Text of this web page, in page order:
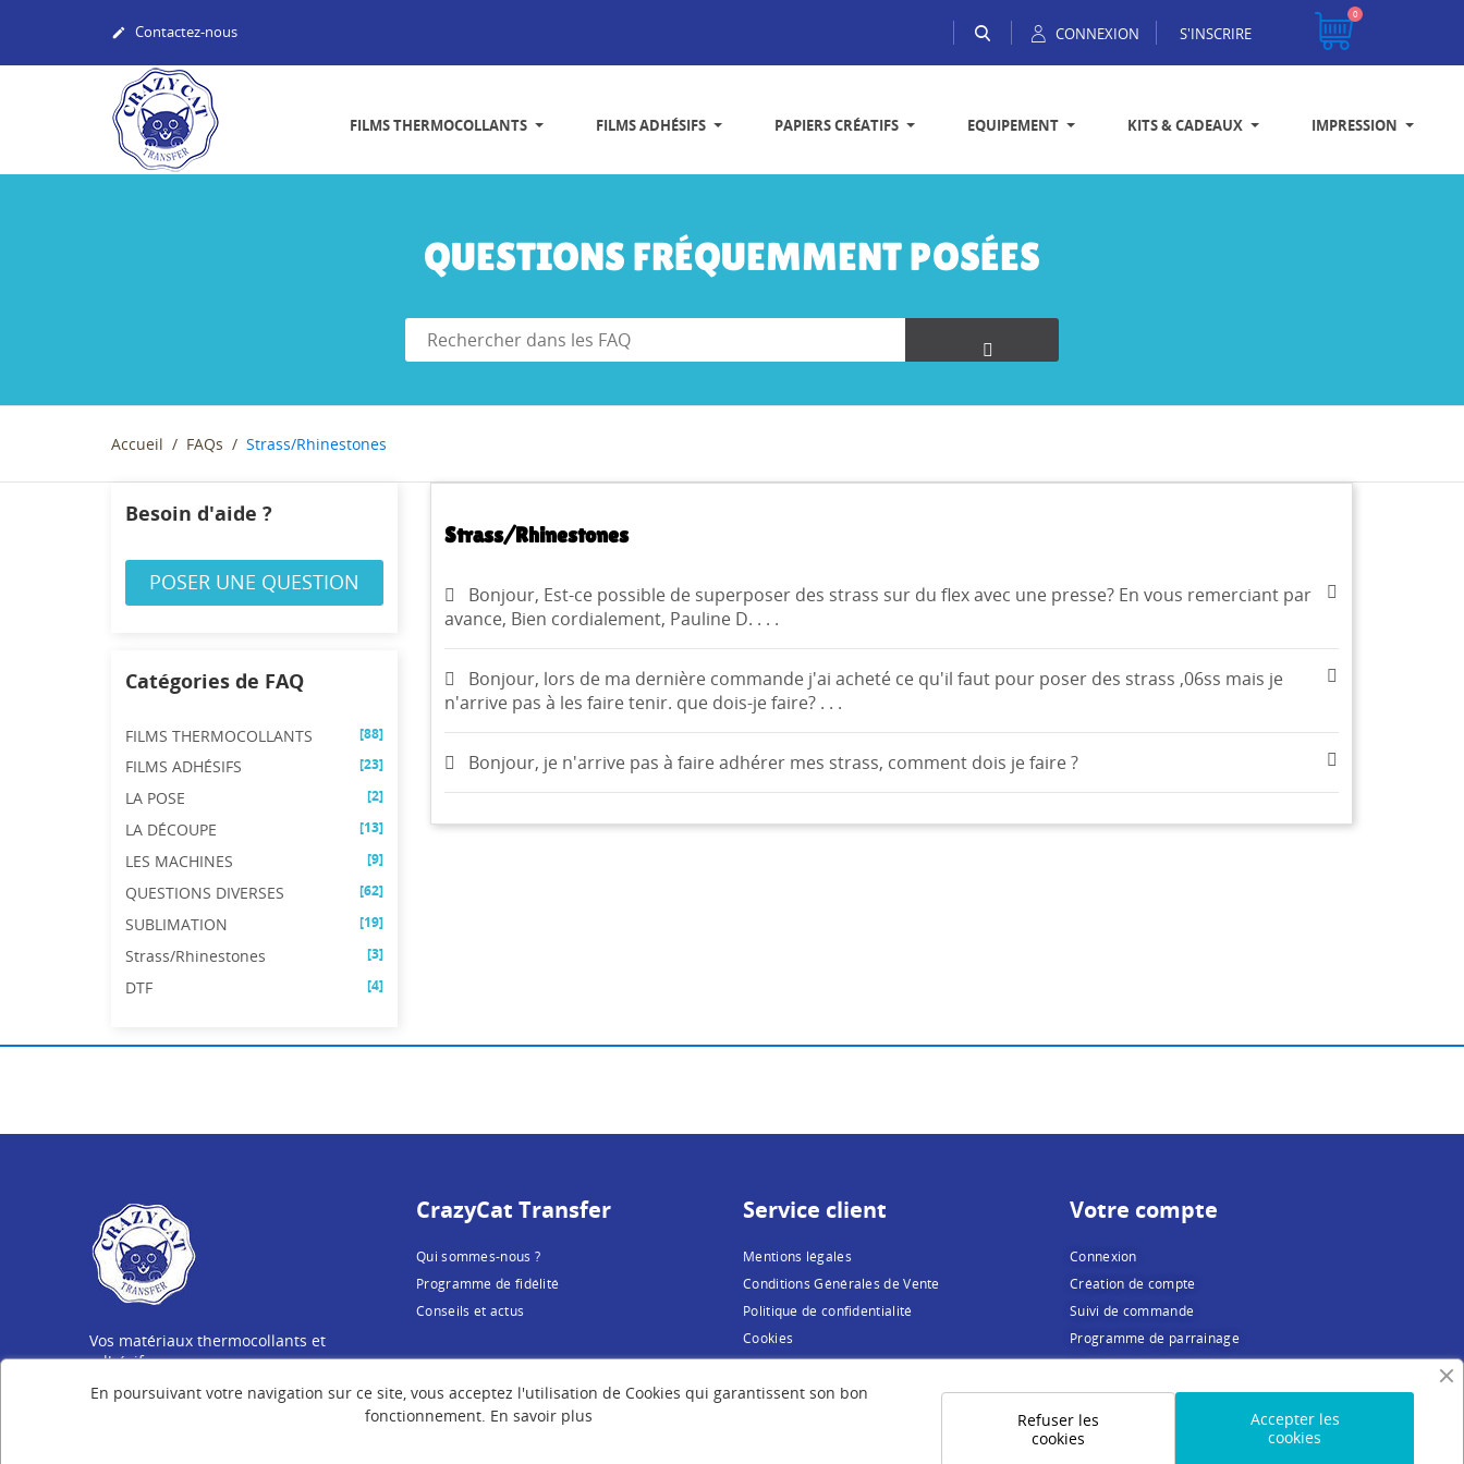
 Contactez-nous CONNEXION S'INSCRIRE
0
FILMS THERMOCOLLANTS FILMS ADHÉSIFS PAPIERS CRÉATIFS EQUIPEMENT KITS & CADEAUX IMPRESSION
QUESTIONS FRÉQUEMMENT POSÉES
Accueil FAQs Strass/Rhinestones
Besoin d'aide ?
POSER UNE QUESTION
Catégories de FAQ
FILMS THERMOCOLLANTS [88]
FILMS ADHÉSIFS [23]
LA POSE [2]
LA DÉCOUPE [13]
LES MACHINES [9]
QUESTIONS DIVERSES [62]
SUBLIMATION [19]
Strass/Rhinestones [3]
DTF [4]
Strass/Rhinestones
Bonjour, Est-ce possible de superposer des strass sur du flex avec une presse? En vous remerciant par
avance, Bien cordialement, Pauline D. . . .
Bonjour, lors de ma dernière commande j'ai acheté ce qu'il faut pour poser des strass ,06ss mais je
n'arrive pas à les faire tenir. que dois-je faire? . . .
Bonjour, je n'arrive pas à faire adhérer mes strass, comment dois je faire ?
Vos matériaux thermocollants et
adhésifs
fabriqués avec ♡ en Mayenne, en France
CrazyCat Transfer
Qui sommes-nous ?
Programme de fidélité
Conseils et actus
Service client
Mentions légales
Conditions Générales de Vente
Politique de confidentialité
Cookies
Votre compte
Connexion
Création de compte
Suivi de commande
Programme de parrainage
FAQ
MES LISTES
add_circle_outlineCréer une nouvelle liste
((MODALTITLE))
((cancelText)) ((modalDeleteText))
CRÉER UNE LISTE D'ENVIES
NOM DE LA LISTE D'ENVIES
CONNEXION
Vous devez être connecté pour ajouter des produits à votre liste
d'envies.
Annuler Connexion
En poursuivant votre navigation sur ce site, vous acceptez l'utilisation de Cookies qui garantissent son bon
fonctionnement. En savoir plus
Accepter les
cookies
Refuser les
cookies